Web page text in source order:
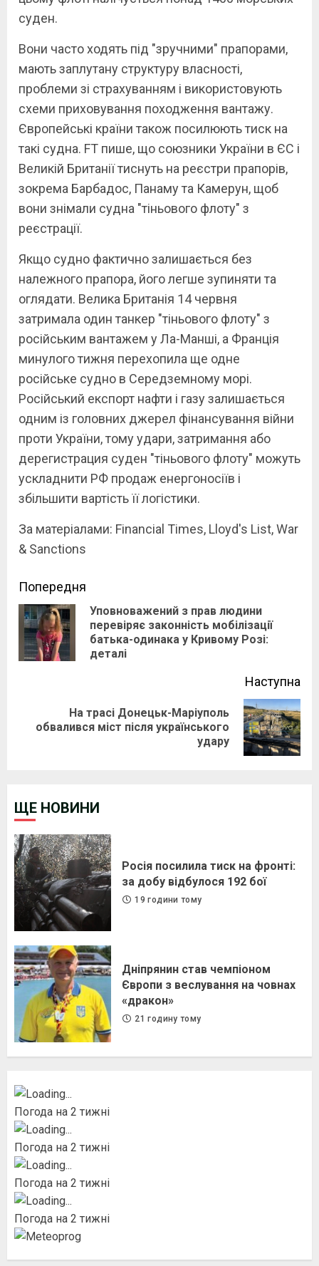
суден.
Вони часто ходять під "зручними" прапорами,
мають заплутану структуру власності,
проблеми зі страхуванням і використовують
схеми приховування походження вантажу.
Європейські країни також посилюють тиск на
такі судна. FT пише, що союзники України в ЄС і
Великій Британії тиснуть на реєстри прапорів,
зокрема Барбадос, Панаму та Камерун, щоб
вони знімали судна "тіньового флоту" з
реєстрації.
Якщо судно фактично залишається без
належного прапора, його легше зупиняти та
оглядати. Велика Британія 14 червня
затримала один танкер "тіньового флоту" з
російським вантажем у Ла-Манші, а Франція
минулого тижня перехопила ще одне
російське судно в Середземному морі.
Російський експорт нафти і газу залишається
одним із головних джерел фінансування війни
проти України, тому удари, затримання або
дерегистрация суден "тіньового флоту" можуть
ускладнити РФ продаж енергоносіїв і
збільшити вартість її логістики.
За матеріалами: Financial Times, Lloyd's List, War
& Sanctions
Continue
Reading
Попередня
Уповноважений з прав людини
перевіряє законність мобілізації
батька-одинака у Кривому Розі:
деталі
Наступна
Next
На трасі Донецьк-Маріуполь
обвалився міст після українського
удару
ЩЕ НОВИНИ
Росія посилила тиск на фронті:
за добу відбулося 192 бої
19 години тому
Дніпрянин став чемпіоном
Європи з веслування на човнах
«дракон»
21 годину тому
Погода на 2 тижні
Погода на 2 тижні
Погода на 2 тижні
Погода на 2 тижні